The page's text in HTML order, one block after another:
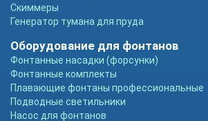
Скиммеры
Генератор тумана для пруда
Оборудование для фонтанов
Фонтанные насадки (форсунки)
Фонтанные комплекты
Плавающие фонтаны профессиональные
Подводные светильники
Насос для фонтанов